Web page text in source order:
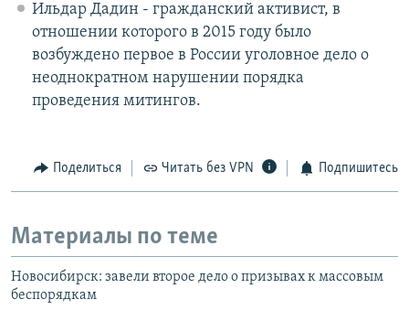
Ильдар Дадин - гражданский активист, в
отношении которого в 2015 году было
возбуждено первое в России уголовное дело о
неоднократном нарушении порядка
проведения митингов.
Поделиться Читать без VPN Подпишитесь
Материалы по теме
Новосибирск: завели второе дело о призывах к массовым
беспорядкам